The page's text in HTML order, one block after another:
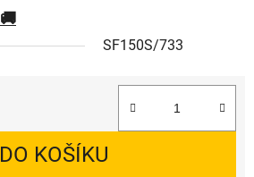
SF150S/733
DO KOŠÍKU